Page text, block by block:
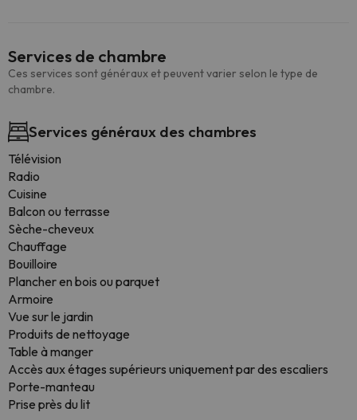
Services de chambre
Ces services sont généraux et peuvent varier selon le type de
chambre.
Services généraux des chambres
Télévision
Radio
Cuisine
Balcon ou terrasse
Sèche-cheveux
Chauffage
Bouilloire
Plancher en bois ou parquet
Armoire
Vue sur le jardin
Produits de nettoyage
Table à manger
Accès aux étages supérieurs uniquement par des escaliers
Porte-manteau
Prise près du lit